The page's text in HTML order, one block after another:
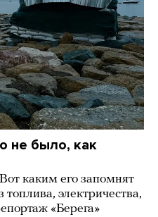
не было, как
каким его запомнят
электричества,
«Берега»